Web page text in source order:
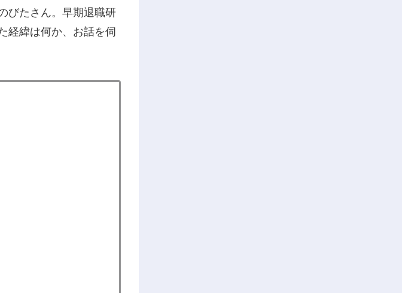
びたさん。早期退職研
経緯は何か、お話を伺